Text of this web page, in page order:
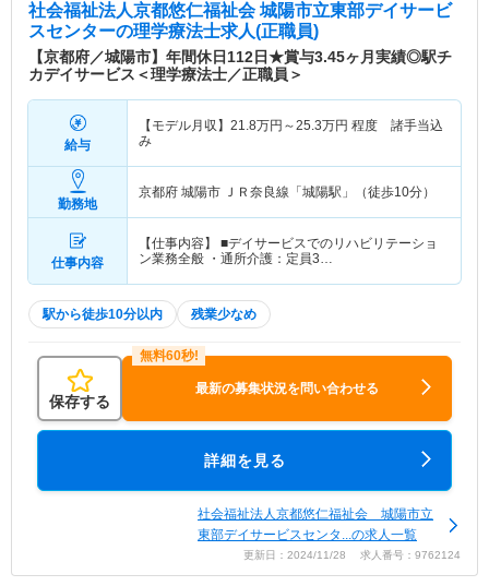
社会福祉法人京都悠仁福祉会 城陽市立東部デイサービ
スセンターの理学療法士求人(正職員)
【京都府／城陽市】年間休日112日★賞与3.45ヶ月実績◎駅チ
カデイサービス＜理学療法士／正職員＞
給与
【モデル月収】 21.8万円～25.3万円 程度 諸手当込
み
勤務地
京都府 城陽市 ＪＲ奈良線「城陽駅」（徒歩10分）
仕事内容
【仕事内容】 ■デイサービスでのリハビリテーショ
ン業務全般 ・通所介護：定員3…
駅から徒歩10分以内 残業少なめ
保存する
最新の募集状況を問い合わせる
詳細を見る
社会福祉法人京都悠仁福祉会 城陽市立
東部デイサービスセンタ...の求人一覧
更新日：2024/11/28 求人番号：9762124